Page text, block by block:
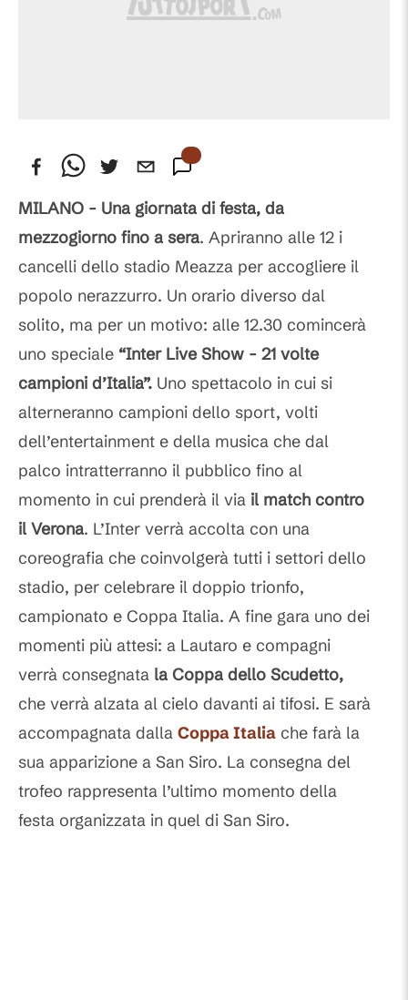
MILANO - Una giornata di festa, da
mezzogiorno fino a sera. Apriranno alle 12 i
cancelli dello stadio Meazza per accogliere il
popolo nerazzurro. Un orario diverso dal
solito, ma per un motivo: alle 12.30 comincerà
uno speciale “Inter Live Show - 21 volte
campioni d’Italia”. Uno spettacolo in cui si
alterneranno campioni dello sport, volti
dell’entertainment e della musica che dal
palco intratterranno il pubblico fino al
momento in cui prenderà il via il match contro
il Verona. L’Inter verrà accolta con una
coreografia che coinvolgerà tutti i settori dello
stadio, per celebrare il doppio trionfo,
campionato e Coppa Italia. A fine gara uno dei
momenti più attesi: a Lautaro e compagni
verrà consegnata la Coppa dello Scudetto,
che verrà alzata al cielo davanti ai tifosi. E sarà
accompagnata dalla Coppa Italia che farà la
sua apparizione a San Siro. La consegna del
trofeo rappresenta l’ultimo momento della
festa organizzata in quel di San Siro.